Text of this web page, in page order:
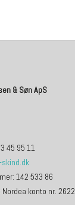
& Søn ApS
45 95 11
: 142 533 86
Nordea konto nr. 2622